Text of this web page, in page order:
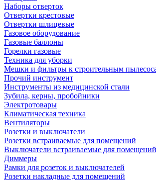
Наборы отверток
Отвертки крестовые
Отвертки шлицевые
Газовое оборудование
Газовые баллоны
Горелки газовые
Техника для уборки
Мешки и фильтры к строительным
Прочий инструмент
Инструменты из медицинской стали
Зубила, керны, пробойники
Электротовары
Климатическая техника
Вентиляторы
Розетки и выключатели
Розетки встраиваемые для помещений
Выключатели встраиваемые для помещений
Диммеры
Рамки для розеток и выключателей
Розетки накладные для помещений